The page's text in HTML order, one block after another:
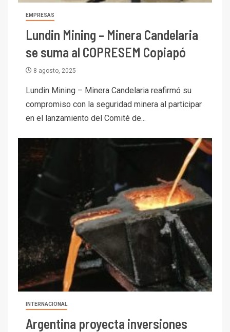
EMPRESAS
Lundin Mining – Minera Candelaria
se suma al COPRESEM Copiapó
8 agosto, 2025
Lundin Mining – Minera Candelaria reafirmó su
compromiso con la seguridad minera al participar
en el lanzamiento del Comité de...
INTERNACIONAL
Argentina proyecta inversiones